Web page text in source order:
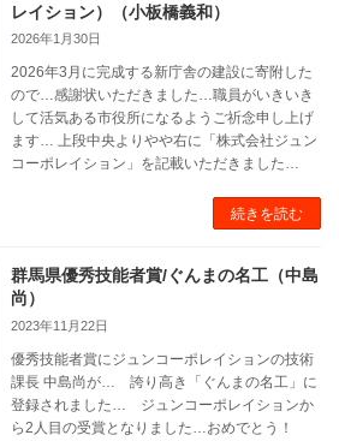
レイション）（小板橋義和）
2026年1月30日
2026年3月に完成する新庁舎の建設に寄附した
ので…感謝状いただきました…職員がいきいき
して活気ある市役所になるようご祈念申し上げ
ます… 上段中央よりやや右に「株式会社ジュン
コーポレイション」を記載いただきました…
続きを読む
群馬県優秀技能者賞/ぐんまの名工（中島
尚）
2023年11月22日
優秀技能者賞にジュンコーポレイションの技術
課長 中島尚が… 誇り高き「ぐんまの名工」に
登録されました… ジュンコーポレイションか
ら2人目の受賞となりました…おめでとう！